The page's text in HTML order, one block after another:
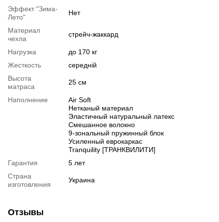
Эффект "Зима-
Лето"
Нет
Материал
чехла
стрейч-жаккард
Нагрузка
до 170 кг
Жесткость
середній
Высота
матраса
25 см
Наполнение
Air Soft
Нетканый материал
Эластичный натуральный латекс
Смешанное волокно
9-зональный пружинный блок
Усиленный еврокаркас
Tranquility [ТРАНКВИЛИТИ]
Гарантия
5 лет
Страна
изготовления
Украина
Отзывы